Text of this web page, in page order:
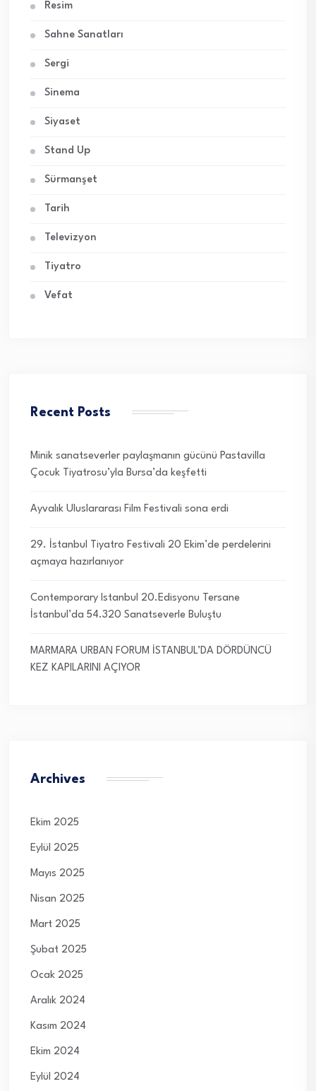
Resim
Sahne Sanatları
Sergi
Sinema
Siyaset
Stand Up
Sürmanşet
Tarih
Televizyon
Tiyatro
Vefat
Recent Posts
Minik sanatseverler paylaşmanın gücünü Pastavilla
Çocuk Tiyatrosu’yla Bursa’da keşfetti
Ayvalık Uluslararası Film Festivali sona erdi
29. İstanbul Tiyatro Festivali 20 Ekim’de perdelerini
açmaya hazırlanıyor
Contemporary Istanbul 20.Edisyonu Tersane
İstanbul’da 54.320 Sanatseverle Buluştu
MARMARA URBAN FORUM İSTANBUL’DA DÖRDÜNCÜ
KEZ KAPILARINI AÇIYOR
Archives
Ekim 2025
Eylül 2025
Mayıs 2025
Nisan 2025
Mart 2025
Şubat 2025
Ocak 2025
Aralık 2024
Kasım 2024
Ekim 2024
Eylül 2024